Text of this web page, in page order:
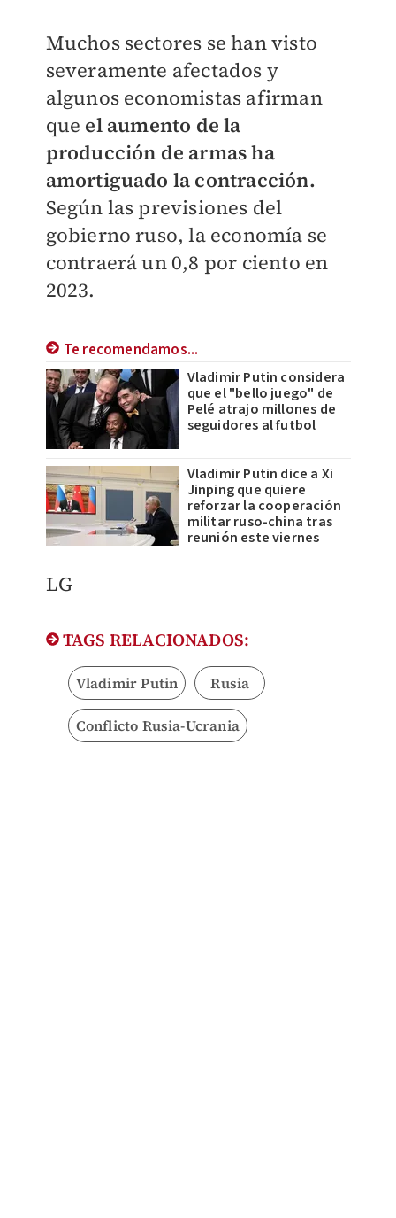
Muchos sectores se han visto
severamente afectados y
algunos economistas afirman
que el aumento de la
producción de armas ha
amortiguado la contracción.
Según las previsiones del
gobierno ruso, la economía se
contraerá un 0,8 por ciento en
2023.
Te recomendamos...
Vladimir Putin considera
que el "bello juego" de
Pelé atrajo millones de
seguidores al futbol
Vladimir Putin dice a Xi
Jinping que quiere
reforzar la cooperación
militar ruso-china tras
reunión este viernes
LG
TAGS RELACIONADOS:
Vladimir Putin Rusia
Conflicto Rusia-Ucrania